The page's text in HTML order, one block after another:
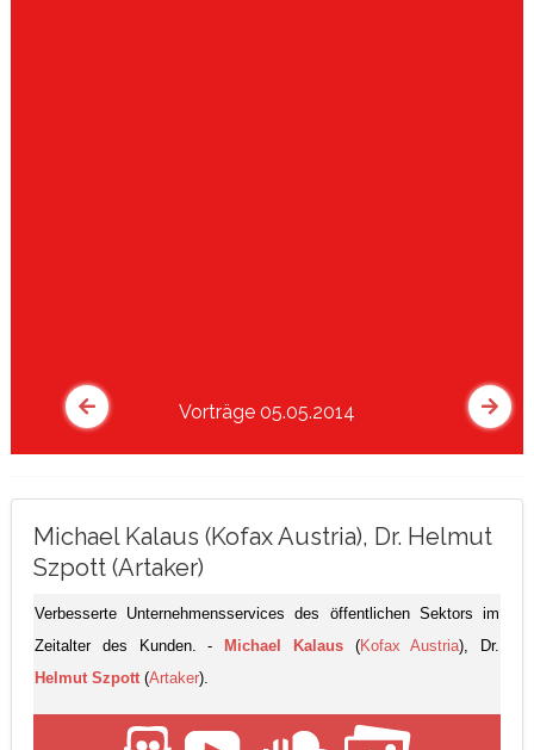
Vorträge 05.05.2014
Michael Kalaus (Kofax Austria), Dr. Helmut
Szpott (Artaker)
Verbesserte Unternehmensservices des öffentlichen Sektors im
Zeitalter des Kunden. -
Michael Kalaus(Kofax Austria), Dr.
Helmut Szpott (Artaker).